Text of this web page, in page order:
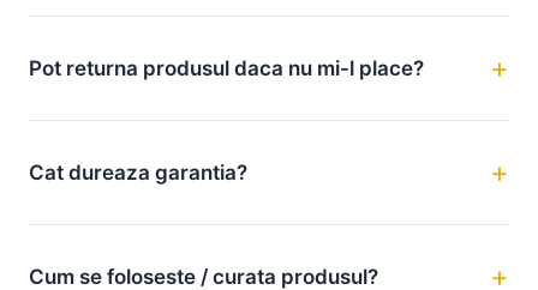
Pot returna produsul daca nu mi-l place?
Cat dureaza garantia?
Cum se foloseste / curata produsul?